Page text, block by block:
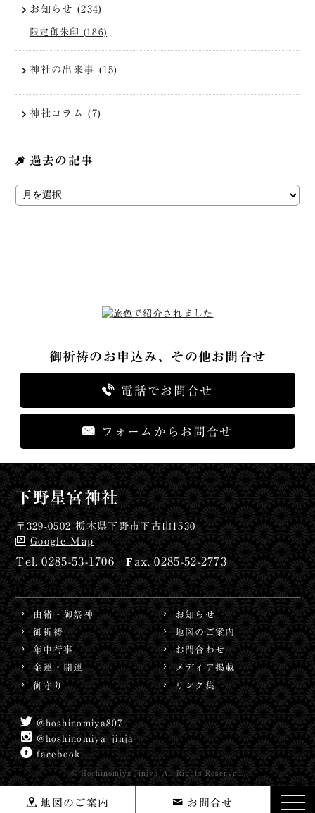
地図のご案内 お問合せ
お知らせ (234)
限定御朱印 (186)
神社の出来事 (15)
神社コラム (7)
過去の記事
御祈祷のお申込み、その他お問合せ
電話でお問合せ
フォームからお問合せ
下野星宮神社
〒329-0502 栃木県下野市下古山1530
Google Map
0285-53-1706 0285-52-2773
由緒・御祭神
御祈祷
年中行事
金運・開運
御守り
お知らせ
地図のご案内
お問合わせ
メディア掲載
リンク集
@hoshinomiya807
@hoshinomiya_jinja
facebook
© Hoshinomiya Jinjya All Rights Reserved.